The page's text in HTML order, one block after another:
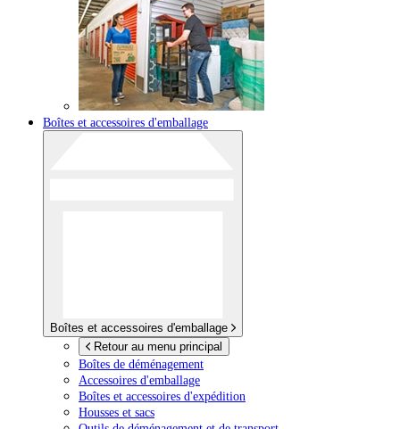
Boîtes et accessoires d'emballage
Boîtes et accessoires d'emballage
Retour au menu principal
Boîtes de déménagement
Accessoires d'emballage
Boîtes et accessoires d'expédition
Housses et sacs